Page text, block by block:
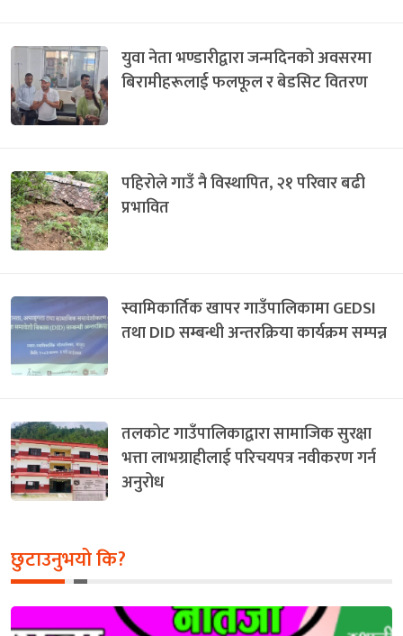
युवा नेता भण्डारीद्वारा जन्मदिनको अवसरमा
बिरामीहरूलाई फलफूल र बेडसिट वितरण
पहिरोले गाउँ नै विस्थापित, २१ परिवार बढी
प्रभावित
स्वामिकार्तिक खापर गाउँपालिकामा GEDSI
तथा DID सम्बन्धी अन्तरक्रिया कार्यक्रम सम्पन्न
तलकोट गाउँपालिकाद्वारा सामाजिक सुरक्षा
भत्ता लाभग्राहीलाई परिचयपत्र नवीकरण गर्न
अनुरोध
छुटाउनुभयो कि?